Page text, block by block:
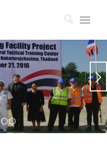
1 2 3 4 5